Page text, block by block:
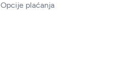
Opcije plaćanja